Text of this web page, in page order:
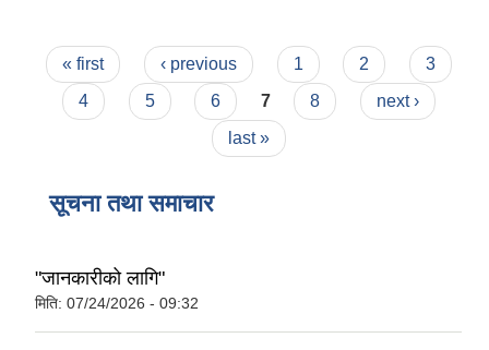
Pages
« first ‹ previous 1 2
3
4
5 6 7 8
next ›
last »
सूचना तथा समाचार
"जानकारीको लागि"
मिति: 07/24/2026 - 09:32